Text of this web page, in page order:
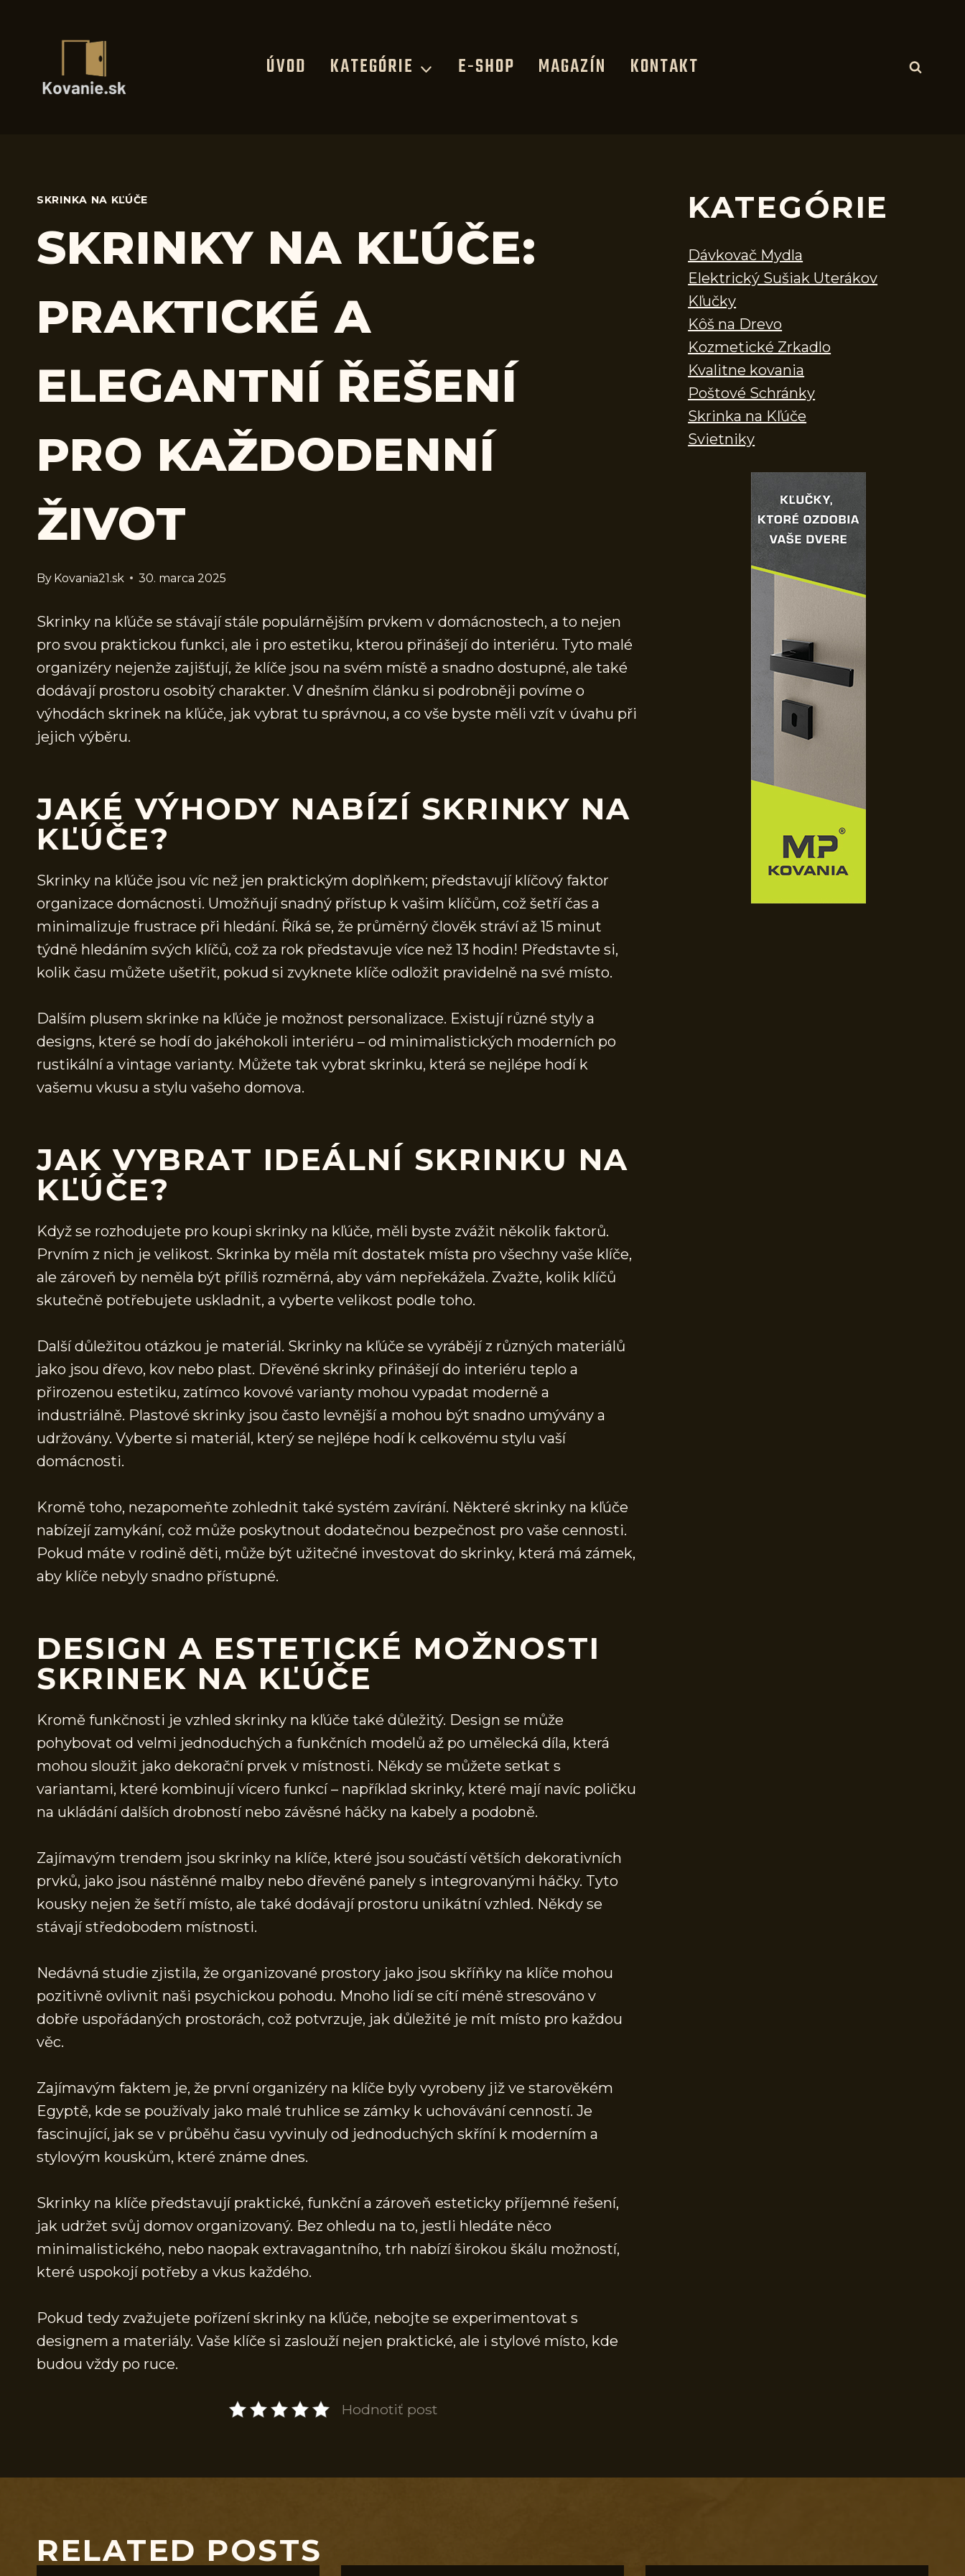
ÚVOD KATEGÓRIE E-SHOP MAGAZÍN KONTAKT
SKRINKA NA KĽÚČE
SKRINKY NA KĽÚČE:
PRAKTICKÉ A
ELEGANTNÍ ŘEŠENÍ
PRO KAŽDODENNÍ
ŽIVOT
By Kovania21.sk 30. marca 2025
Skrinky na kľúče se stávají stále populárnějším prvkem v domácnostech, a to nejen
pro svou praktickou funkci, ale i pro estetiku, kterou přinášejí do interiéru. Tyto malé
organizéry nejenže zajišťují, že klíče jsou na svém místě a snadno dostupné, ale také
dodávají prostoru osobitý charakter. V dnešním článku si podrobněji povíme o
výhodách skrinek na kľúče, jak vybrat tu správnou, a co vše byste měli vzít v úvahu při
jejich výběru.
JAKÉ VÝHODY NABÍZÍ SKRINKY NA
KĽÚČE?
Skrinky na kľúče jsou víc než jen praktickým doplňkem; představují klíčový faktor
organizace domácnosti. Umožňují snadný přístup k vašim klíčům, což šetří čas a
minimalizuje frustrace při hledání. Říká se, že průměrný člověk stráví až 15 minut
týdně hledáním svých klíčů, což za rok představuje více než 13 hodin! Představte si,
kolik času můžete ušetřit, pokud si zvyknete klíče odložit pravidelně na své místo.
Dalším plusem skrinke na kľúče je možnost personalizace. Existují různé styly a
designs, které se hodí do jakéhokoli interiéru – od minimalistických moderních po
rustikální a vintage varianty. Můžete tak vybrat skrinku, která se nejlépe hodí k
vašemu vkusu a stylu vašeho domova.
JAK VYBRAT IDEÁLNÍ SKRINKU NA
KĽÚČE?
Když se rozhodujete pro koupi skrinky na kľúče, měli byste zvážit několik faktorů.
Prvním z nich je velikost. Skrinka by měla mít dostatek místa pro všechny vaše klíče,
ale zároveň by neměla být příliš rozměrná, aby vám nepřekážela. Zvažte, kolik klíčů
skutečně potřebujete uskladnit, a vyberte velikost podle toho.
Další důležitou otázkou je materiál. Skrinky na kľúče se vyrábějí z různých materiálů
jako jsou dřevo, kov nebo plast. Dřevěné skrinky přinášejí do interiéru teplo a
přirozenou estetiku, zatímco kovové varianty mohou vypadat moderně a
industriálně. Plastové skrinky jsou často levnější a mohou být snadno umývány a
udržovány. Vyberte si materiál, který se nejlépe hodí k celkovému stylu vaší
domácnosti.
Kromě toho, nezapomeňte zohlednit také systém zavírání. Některé skrinky na kľúče
nabízejí zamykání, což může poskytnout dodatečnou bezpečnost pro vaše cennosti.
Pokud máte v rodině děti, může být užitečné investovat do skrinky, která má zámek,
aby klíče nebyly snadno přístupné.
DESIGN A ESTETICKÉ MOŽNOSTI
SKRINEK NA KĽÚČE
Kromě funkčnosti je vzhled skrinky na kľúče také důležitý. Design se může
pohybovat od velmi jednoduchých a funkčních modelů až po umělecká díla, která
mohou sloužit jako dekorační prvek v místnosti. Někdy se můžete setkat s
variantami, které kombinují vícero funkcí – například skrinky, které mají navíc poličku
na ukládání dalších drobností nebo závěsné háčky na kabely a podobně.
Zajímavým trendem jsou skrinky na klíče, které jsou součástí větších dekorativních
prvků, jako jsou nástěnné malby nebo dřevěné panely s integrovanými háčky. Tyto
kousky nejen že šetří místo, ale také dodávají prostoru unikátní vzhled. Někdy se
stávají středobodem místnosti.
Nedávná studie zjistila, že organizované prostory jako jsou skříňky na klíče mohou
pozitivně ovlivnit naši psychickou pohodu. Mnoho lidí se cítí méně stresováno v
dobře uspořádaných prostorách, což potvrzuje, jak důležité je mít místo pro každou
věc.
Zajímavým faktem je, že první organizéry na klíče byly vyrobeny již ve starověkém
Egyptě, kde se používaly jako malé truhlice se zámky k uchovávání cenností. Je
fascinující, jak se v průběhu času vyvinuly od jednoduchých skříní k moderním a
stylovým kouskům, které známe dnes.
Skrinky na klíče představují praktické, funkční a zároveň esteticky příjemné řešení,
jak udržet svůj domov organizovaný. Bez ohledu na to, jestli hledáte něco
minimalistického, nebo naopak extravagantního, trh nabízí širokou škálu možností,
které uspokojí potřeby a vkus každého.
Pokud tedy zvažujete pořízení skrinky na kľúče, nebojte se experimentovat s
designem a materiály. Vaše klíče si zaslouží nejen praktické, ale i stylové místo, kde
budou vždy po ruce.
Hodnotiť post
KATEGÓRIE
Dávkovač Mydla
Elektrický Sušiak Uterákov
Kľučky
Kôš na Drevo
Kozmetické Zrkadlo
Kvalitne kovania
Poštové Schránky
Skrinka na Kľúče
Svietniky
RELATED POSTS